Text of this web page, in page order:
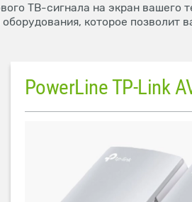
ТВ-сигнала на экран вашего
которое позволит
PowerLine TP-Link